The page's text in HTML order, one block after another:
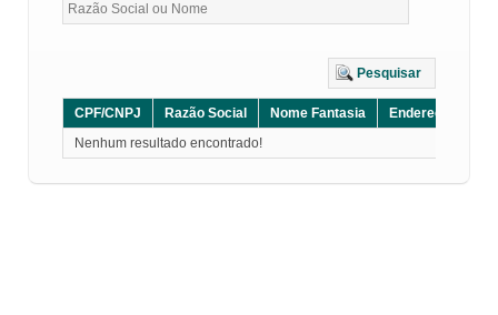
Pesquisar
CPF/CNPJ Razão Social Nome Fantasia Endereço
Nenhum resultado encontrado!